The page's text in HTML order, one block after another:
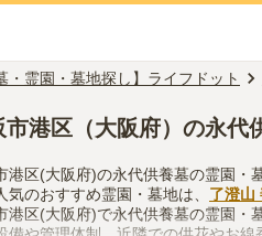
・霊園・墓地探し】ライフドット
市港区（大阪府）の永代
港区(大阪府)の永代供養墓の霊園・
気のおすすめ霊園・墓地は、 了澄山
港区(大阪府)で永代供養墓の霊園・